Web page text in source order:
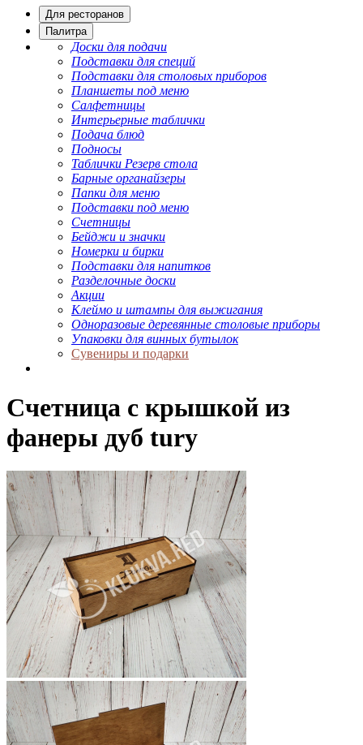
Для ресторанов
Палитра
Доски для подачи
Подставки для специй
Подставки для столовых приборов
Планшеты под меню
Салфетницы
Интерьерные таблички
Подача блюд
Подносы
Таблички Резерв стола
Барные органайзеры
Папки для меню
Подставки под меню
Счетницы
Бейджи и значки
Номерки и бирки
Подставки для напитков
Разделочные доски
Акции
Клеймо и штампы для выжигания
Одноразовые деревянные столовые приборы
Упаковки для винных бутылок
Сувениры и подарки
Счетница с крышкой из
фанеры дуб tury